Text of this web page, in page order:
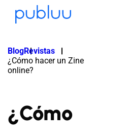
BlogRevistas
¿Cómo hacer un Zine
online?
¿Cómo